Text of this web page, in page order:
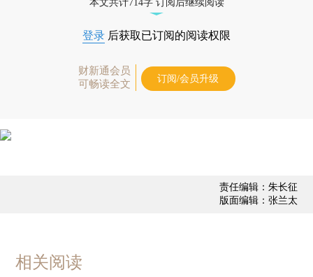
本文共计714字 订阅后继续阅读
登录 后获取已订阅的阅读权限
财新通会员
可畅读全文
订阅/会员升级
责任编辑：朱长征
版面编辑：张兰太
相关阅读